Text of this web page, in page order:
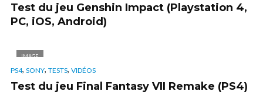
Test du jeu Genshin Impact (Playstation 4,
PC, iOS, Android)
IMAGE
PS4, SONY, TESTS, VIDÉOS
Test du jeu Final Fantasy VII Remake (PS4)